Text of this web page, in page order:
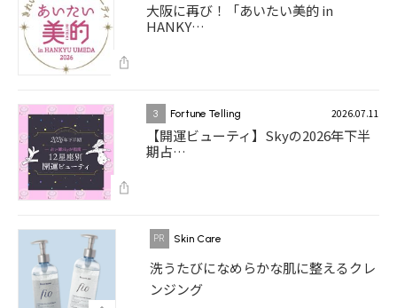
大阪に再び！「あいたい美的 in
HANKY…
3 Fortune Telling 2026.07.11
【開運ビューティ】Skyの2026年下半
期占…
Skin Care
洗うたびになめらかな肌に整えるクレ
ンジング